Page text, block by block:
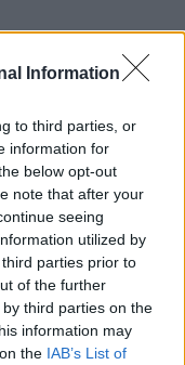
Information
to third parties, or
information for
below opt-out
note that after your
seeing
utilized by
parties prior to
of the further
third parties on the
information may
the IAB’s List of
és művészeti
Fekete
a kissé
Vivaldi vagy
pedig egy másik
Attenborough.
hogy ha igazán